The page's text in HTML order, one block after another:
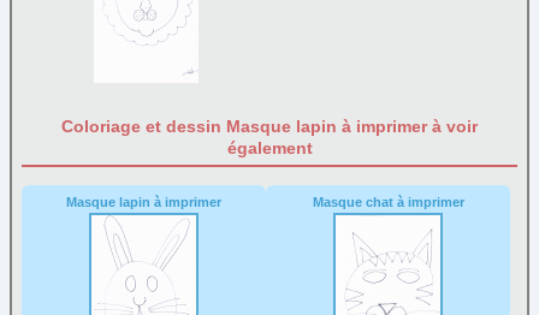
Coloriage et dessin Masque lapin à imprimer à voir
également
Masque lapin à imprimer Masque chat à imprimer